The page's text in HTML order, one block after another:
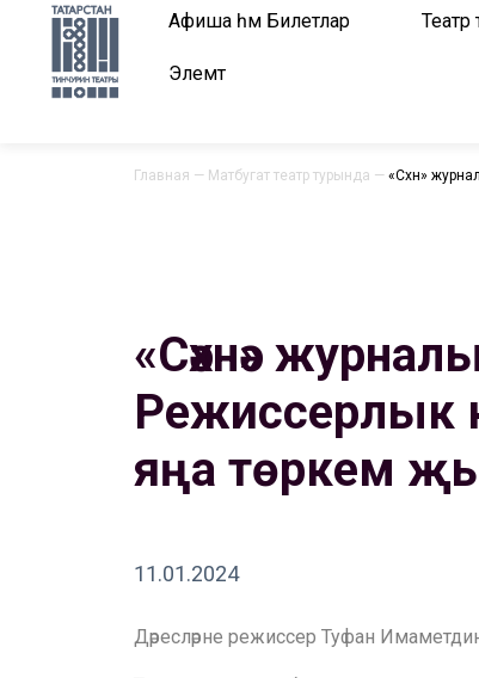
Афиша һәм Билетлар Театр
Элемтә
Главная — Матбугат театр турында — «Сәхнә»
«Сәхнә»
Режиссерлык
яңа төркем
11.01.2024
Дәресләрне режиссер Туфан